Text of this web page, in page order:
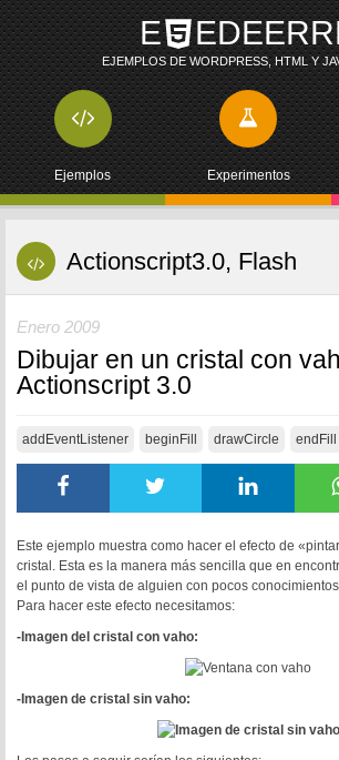
E
EJEMPLOS DE WORDPRESS, HTML Y
Ejemplos Experimentos
Actionscript3.0, Flash
Enero 2009
Dibujar en un cristal con
Actionscript 3.0
addEventListener beginFill drawCircle endFill
Este ejemplo muestra como hacer el efecto de
cristal. Esta es la manera más sencilla que en
el punto de vista de alguien con pocos
Para hacer este efecto necesitamos:
-Imagen del cristal con vaho:
-Imagen de cristal sin vaho: